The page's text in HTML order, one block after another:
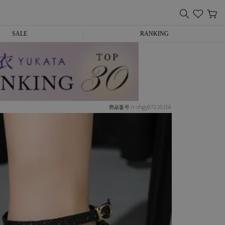
SALE RANKING
商品番号 rr-shgy072101bk